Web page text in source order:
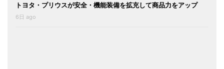
トヨタ・プリウスが安全・機能装備を拡充して商品力をアップ
6日 ago